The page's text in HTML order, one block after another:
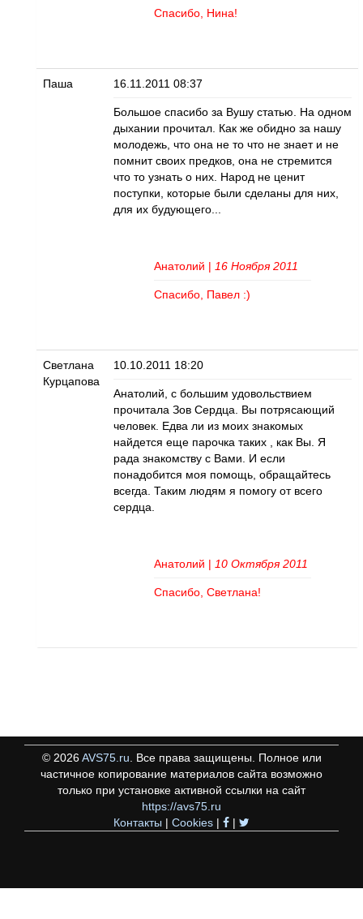
Спасибо, Нина!
Паша 16.11.2011 08:37
Большое спасибо за Вушу статью. На одном
дыхании прочитал. Как же обидно за нашу
молодежь, что она не то что не знает и не
помнит своих предков, она не стремится
что то узнать о них. Народ не ценит
поступки, которые были сделаны для них,
для их будующего...
Анатолий | 16 Ноября 2011
Спасибо, Павел :)
Светлана
Курцапова
10.10.2011 18:20
Анатолий, с большим удовольствием
прочитала Зов Сердца. Вы потрясающий
человек. Едва ли из моих знакомых
найдется еще парочка таких , как Вы. Я
рада знакомству с Вами. И если
понадобится моя помощь, обращайтесь
всегда. Таким людям я помогу от всего
сердца.
Анатолий | 10 Октября 2011
Спасибо, Светлана!
© 2026 AVS75.ru . Все права защищены. Полное или
частичное копирование материалов сайта возможно
только при установке активной ссылки на сайт
https://avs75.ru
Контакты | Cookies | |